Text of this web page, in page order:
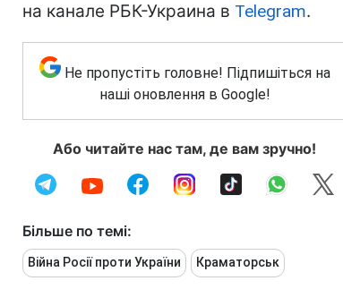
на канале РБК-Украина в Telegram.
Не пропустіть головне! Підпишіться на
наші оновлення в Google!
Або читайте нас там, де вам зручно!
Більше по темі:
Війна Росії проти України Краматорськ